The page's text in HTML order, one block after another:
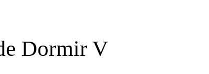
Dormir V